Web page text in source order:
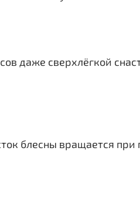
даже сверхлёгкой
блесны вращается при